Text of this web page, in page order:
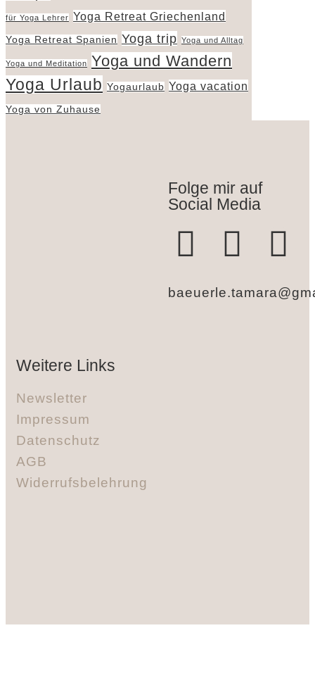
für Yoga Lehrer Yoga Retreat Griechenland
Yoga Retreat Spanien Yoga trip Yoga und Alltag
Yoga und Meditation Yoga und Wandern
Yoga Urlaub Yogaurlaub Yoga vacation
Yoga von Zuhause
Folge mir auf
Social Media
Weitere Links
Newsletter
Impressum
Datenschutz
AGB
Widerrufsbelehrung